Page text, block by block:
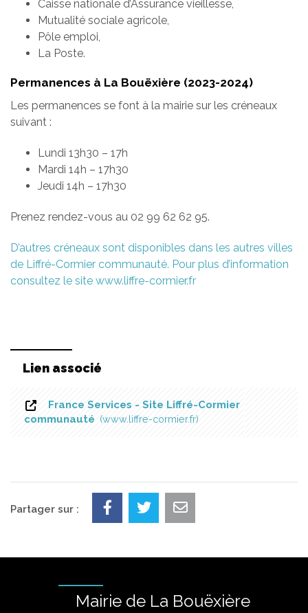
Caisse nationale d’Assurance vieillesse,
Mutualité sociale agricole,
Pôle emploi,
La Poste.
Permanences à La Bouëxière (2023-2024)
Les permanences se font à la mairie sur les créneaux
suivant :
Lundi 13h30 – 17h
Mardi 14h – 17h30
Jeudi 14h – 17h30
Prenez rendez-vous au 02 99 62 62 95.
D’autres créneaux sont disponibles dans les autres villes
de Liffré-Cormier communauté. Pour plus d’information
consultez le site www.liffre-cormier.fr
Lien associé
France Services - Site Liffré-Cormier
communauté
www.liffre-cormier.fr
Partager sur :
Mairie de La Bouëxière